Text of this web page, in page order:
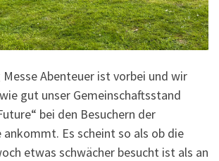
Abenteuer ist vorbei und wir
gut unser Gemeinschaftsstand
bei den Besuchern der
ankommt. Es scheint so als ob die
etwas schwächer besucht ist als an